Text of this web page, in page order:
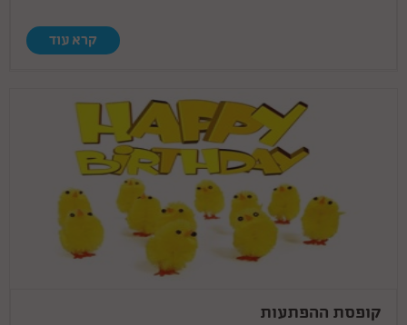
קרא עוד
קופסת ההפתעות